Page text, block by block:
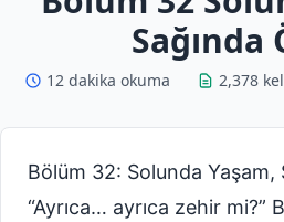
Sağında
12 dakika okuma 2,378
Bölüm 32: Solunda Yaşam,
“Ayrıca… ayrıca zehir mi?”